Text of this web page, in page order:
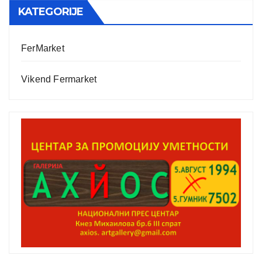
KATEGORIJE
FerMarket
Vikend Fermarket